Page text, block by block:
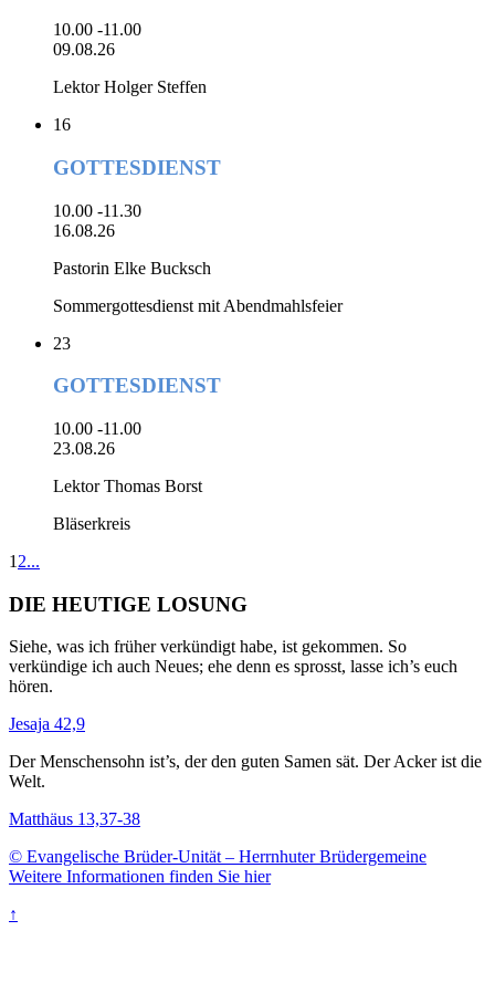
10.00 -11.00
09.08.26
Lektor Holger Steffen
16
GOTTESDIENST
10.00 -11.30
16.08.26
Pastorin Elke Bucksch
Sommergottesdienst mit Abendmahlsfeier
23
GOTTESDIENST
10.00 -11.00
23.08.26
Lektor Thomas Borst
Bläserkreis
1 2...
DIE HEUTIGE LOSUNG
Siehe, was ich früher verkündigt habe, ist gekommen. So
verkündige ich auch Neues; ehe denn es sprosst, lasse ich’s euch
hören.
Jesaja 42,9
Der Menschensohn ist’s, der den guten Samen sät. Der Acker ist die
Welt.
Matthäus 13,37-38
© Evangelische Brüder-Unität – Herrnhuter Brüdergemeine
Weitere Informationen finden Sie hier
↑